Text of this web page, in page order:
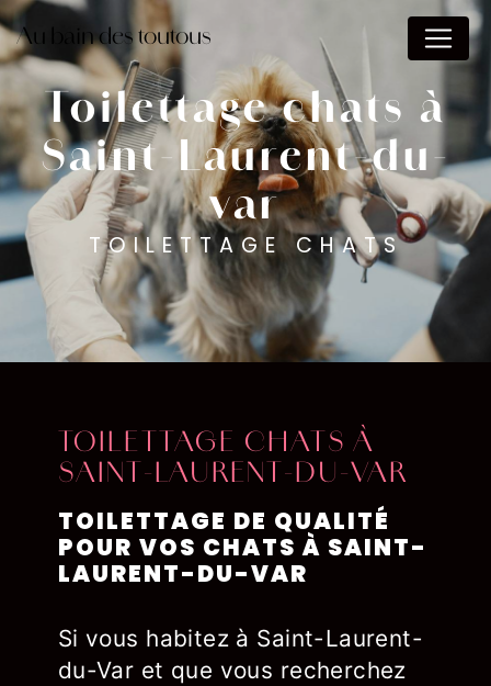
Au bain des toutous
Toilettage chats à
Saint-Laurent-du-
var
TOILETTAGE CHATS
TOILETTAGE CHATS À
SAINT-LAURENT-DU-VAR
TOILETTAGE DE QUALITÉ
POUR VOS CHATS À SAINT-
LAURENT-DU-VAR
Si vous habitez à Saint-Laurent-
du-Var et que vous recherchez
Panneau de gestion des cookies